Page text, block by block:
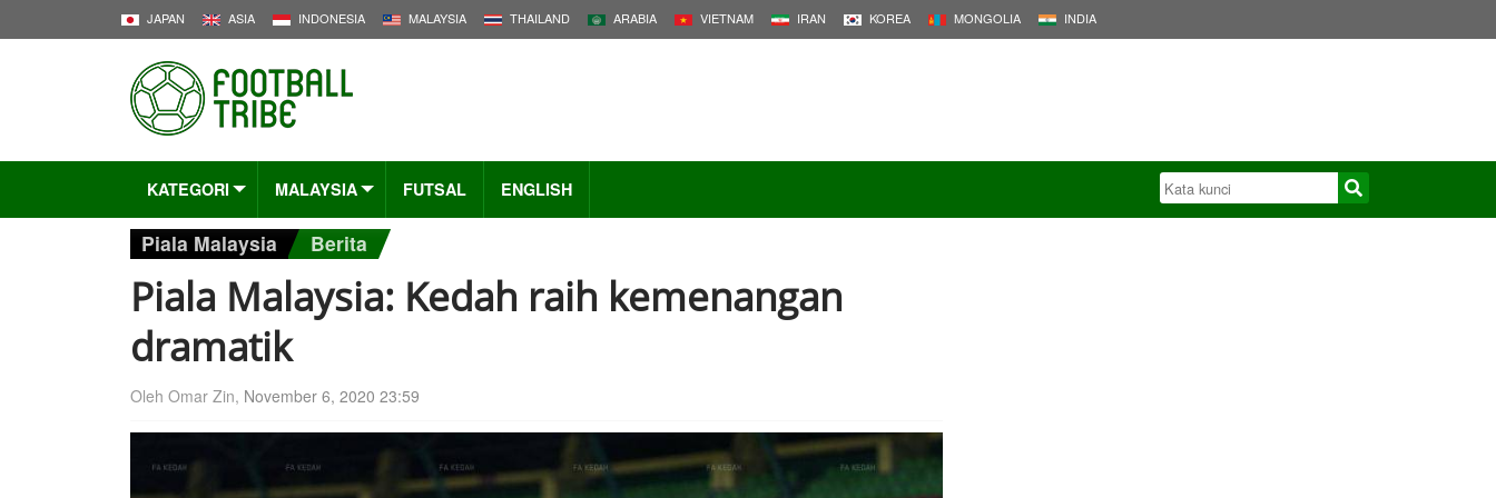
JAPAN ASIA INDONESIA MALAYSIA THAILAND ARABIA VIETNAM IRAN KOREA MONGOLIA INDIA
KATEGORI MALAYSIA FUTSAL ENGLISH
Piala Malaysia Berita
Piala Malaysia: Kedah raih kemenangan
dramatik
Oleh Omar Zin, November 6, 2020 23:59